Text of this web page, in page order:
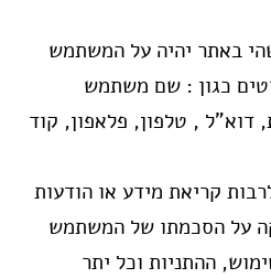
באתר יהיה על המשתמש
כגון : שם משתמש
, טלפון, פלאפון, קוד
קריאת מידע או הודעות
על הסכמתו של המשתמש
ההתניות וכל יתר